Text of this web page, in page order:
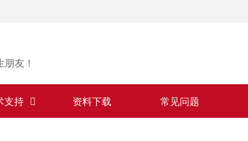
友！
支持 资料下载 常见问题